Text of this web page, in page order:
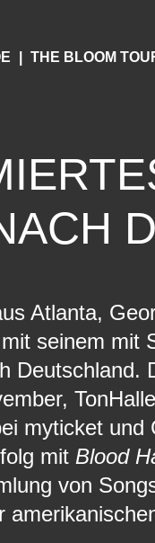
THE BLOOM
Atlanta,
seinem mit
myticket und
mit Blood
von